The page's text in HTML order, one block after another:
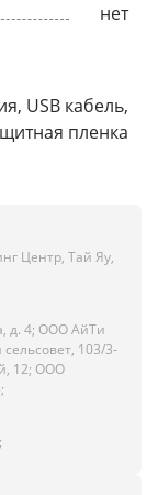
нет
USB кабель,
пленка
Центр, Тай Яу,
д. 4; ООО АйТи
103/3-
12; ООО